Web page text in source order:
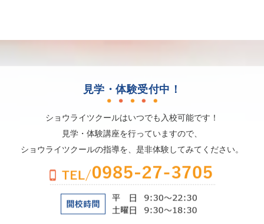
見学・体験受付中！
ショウライツクールはいつでも入校可能です！
見学・体験講座を行っていますので、
ショウライツクールの指導を、是非体験してみてください。